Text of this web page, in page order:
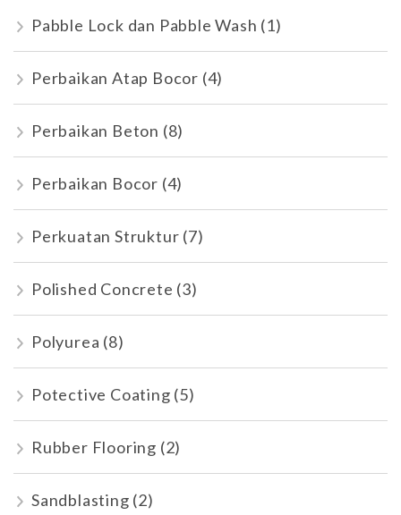
Pabble Lock dan Pabble Wash (1)
Perbaikan Atap Bocor (4)
Perbaikan Beton (8)
Perbaikan Bocor (4)
Perkuatan Struktur (7)
Polished Concrete (3)
Polyurea (8)
Potective Coating (5)
Rubber Flooring (2)
Sandblasting (2)